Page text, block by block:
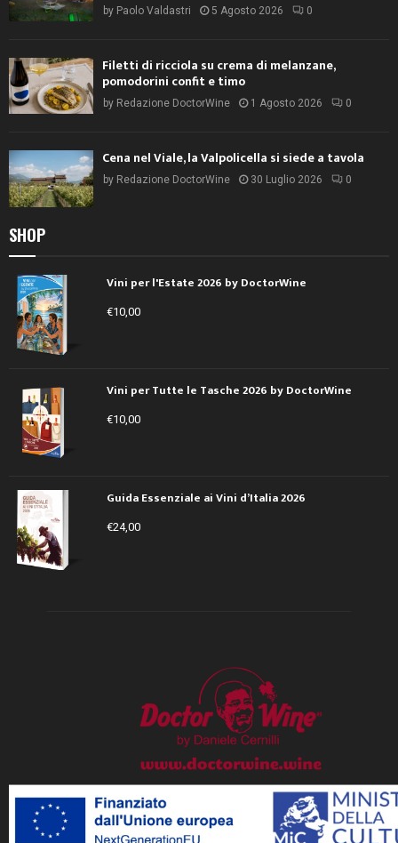
by Paolo Valdastri 5 Agosto 2026 0
Filetti di ricciola su crema di melanzane,
pomodorini confit e timo
by Redazione DoctorWine 1 Agosto 2026 0
Cena nel Viale, la Valpolicella si siede a tavola
by Redazione DoctorWine 30 Luglio 2026 0
SHOP
Vini per l'Estate 2026 by DoctorWine
€10,00
Vini per Tutte le Tasche 2026 by DoctorWine
€10,00
Guida Essenziale ai Vini d’Italia 2026
€24,00